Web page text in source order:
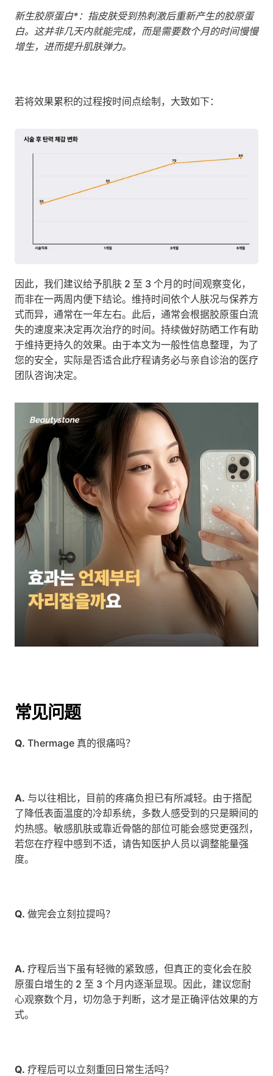
新生胶原蛋白*：指皮肤受到热刺激后重新产生的胶原蛋
白。这并非几天内就能完成，而是需要数个月的时间慢慢
增生，进而提升肌肤弹力。
若将效果累积的过程按时间点绘制，大致如下：
因此，我们建议给予肌肤 2 至 3 个月的时间观察变化，
而非在一两周内便下结论。维持时间依个人肤况与保养方
式而异，通常在一年左右。此后，通常会根据胶原蛋白流
失的速度来决定再次治疗的时间。持续做好防晒工作有助
于维持更持久的效果。由于本文为一般性信息整理，为了
您的安全，实际是否适合此疗程请务必与亲自诊治的医疗
团队咨询决定。
常见问题
Q. Thermage 真的很痛吗？
A. 与以往相比，目前的疼痛负担已有所减轻。由于搭配
了降低表面温度的冷却系统，多数人感受到的只是瞬间的
灼热感。敏感肌肤或靠近骨骼的部位可能会感觉更强烈，
若您在疗程中感到不适，请告知医护人员以调整能量强
度。
Q. 做完会立刻拉提吗？
A. 疗程后当下虽有轻微的紧致感，但真正的变化会在胶
原蛋白增生的 2 至 3 个月内逐渐显现。因此，建议您耐
心观察数个月，切勿急于判断，这才是正确评估效果的方
式。
Q. 疗程后可以立刻重回日常生活吗？